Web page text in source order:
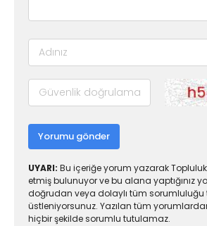
Yorumu gönder
UYARI: Bu içeriğe yorum yazarak Topluluk
etmiş bulunuyor ve bu alana yaptığınız
doğrudan veya dolaylı tüm sorumluluğu
üstleniyorsunuz. Yazılan tüm
hiçbir şekilde sorumlu tutulamaz.